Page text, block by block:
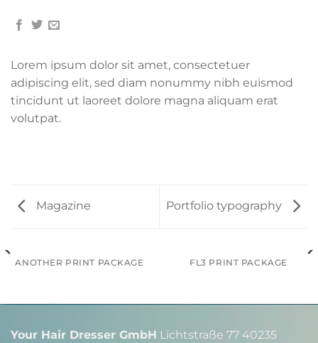
Lorem ipsum dolor sit amet, consectetuer
adipiscing elit, sed diam nonummy nibh euismod
tincidunt ut laoreet dolore magna aliquam erat
volutpat.
Magazine Portfolio typography
ANOTHER PRINT PACKAGE FL3 PRINT PACKAGE
Your Hair Dresser GmbH Lichtstraße 77 40235